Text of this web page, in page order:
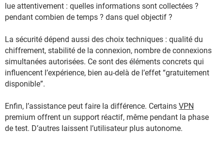
lue attentivement : quelles informations sont collectées ?
pendant combien de temps ? dans quel objectif ?
La sécurité dépend aussi des choix techniques : qualité du
chiffrement, stabilité de la connexion, nombre de connexions
simultanées autorisées. Ce sont des éléments concrets qui
influencent l’expérience, bien au-delà de l’effet “gratuitement
disponible”.
Enfin, l’assistance peut faire la différence. Certains VPN
premium offrent un support réactif, même pendant la phase
de test. D’autres laissent l’utilisateur plus autonome.